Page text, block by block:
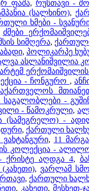
ფაშა, რუსთავი -
(სალხინო),
ხმები -
ძმები
სიმღერა,
, პოლიკარპე
ასლანიშვილია
არტემ
- ჩონგურო ,
საგალობლები -
- წამოკრული,
(სამეგრელო) -
, ქართული
, 11
კოლექცია -
ქრისტე აღდგა 4,
, ვარლამ
, ქართული
, კახეთი, მესხეთ-